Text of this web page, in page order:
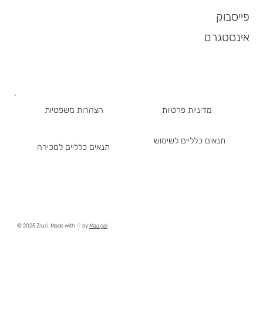
פייסבוק
אינסטגרם
מדיניות פרטיות
תנאים כלליים למכירה
תנאים כלליים לשימוש
הצהרות משפטיות
© 2025 Zrazi. Made with ♡ byMaa.gal